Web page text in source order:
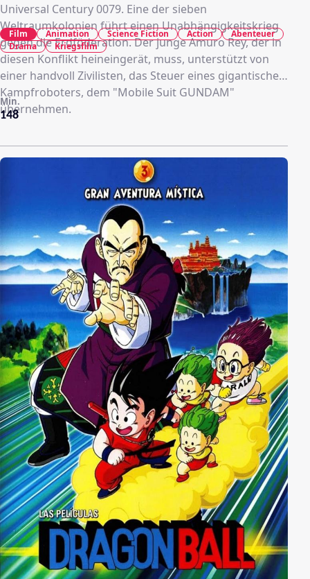
Universal Century 0079. Eine der sieben
Weltraumkolonien führt einen Unabhängigkeitskrieg
gegen die Erdföderation. Der junge Amuro Rey, der in
diesen Konflikt heineingerät, muss, unterstützt von
einer handvoll Zivilisten, das Steuer eines gigantischen
Kampfroboters, dem "Mobile Suit GUNDAM"
übernehmen.
148
Min.
Film Animation Science Fiction Action
Abenteuer
Drama
Kriegsfilm